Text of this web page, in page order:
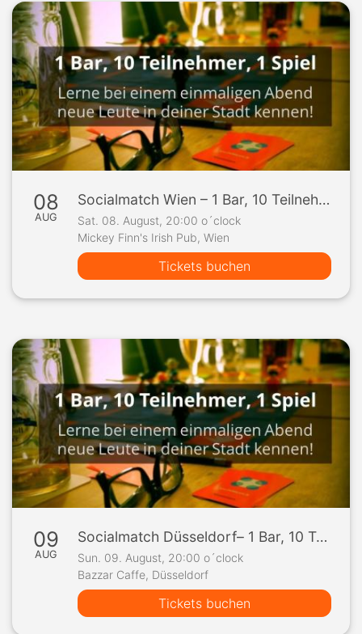
08
AUG
Socialmatch Wien – 1 Bar, 10 Teilnehmer, 1 Spiel
Sat. 08. August, 20:00 o´clock
Mickey Finn's Irish Pub, Wien
Tickets buchen
09
AUG
Socialmatch Düsseldorf– 1 Bar, 10 Teilnehmer, 1 Spiel
Sun. 09. August, 20:00 o´clock
Bazzar Caffe, Düsseldorf
Tickets buchen